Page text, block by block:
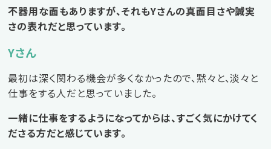
不器用な面もありますが、それもYさんの真面目さや誠実
さの表れだと思っています。
Yさん
最初は深く関わる機会が多くなかったので、黙々と、淡々と
仕事をする人だと思っていました。
一緒に仕事をするようになってからは、すごく気にかけてく
ださる方だと感じています。